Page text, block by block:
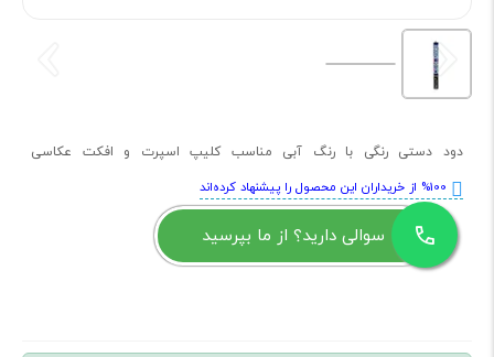
دود دستی رنگی با رنگ آبی مناسب کلیپ اسپرت و افکت عکاسی
%100 از خریداران این محصول را پیشنهاد کرده‌اند
سوالی دارید؟ از ما بپرسید